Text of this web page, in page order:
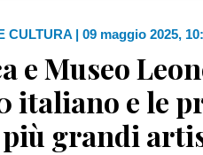
CULTURA | 09 maggio 2025,
e Museo
italiano e le
grandi